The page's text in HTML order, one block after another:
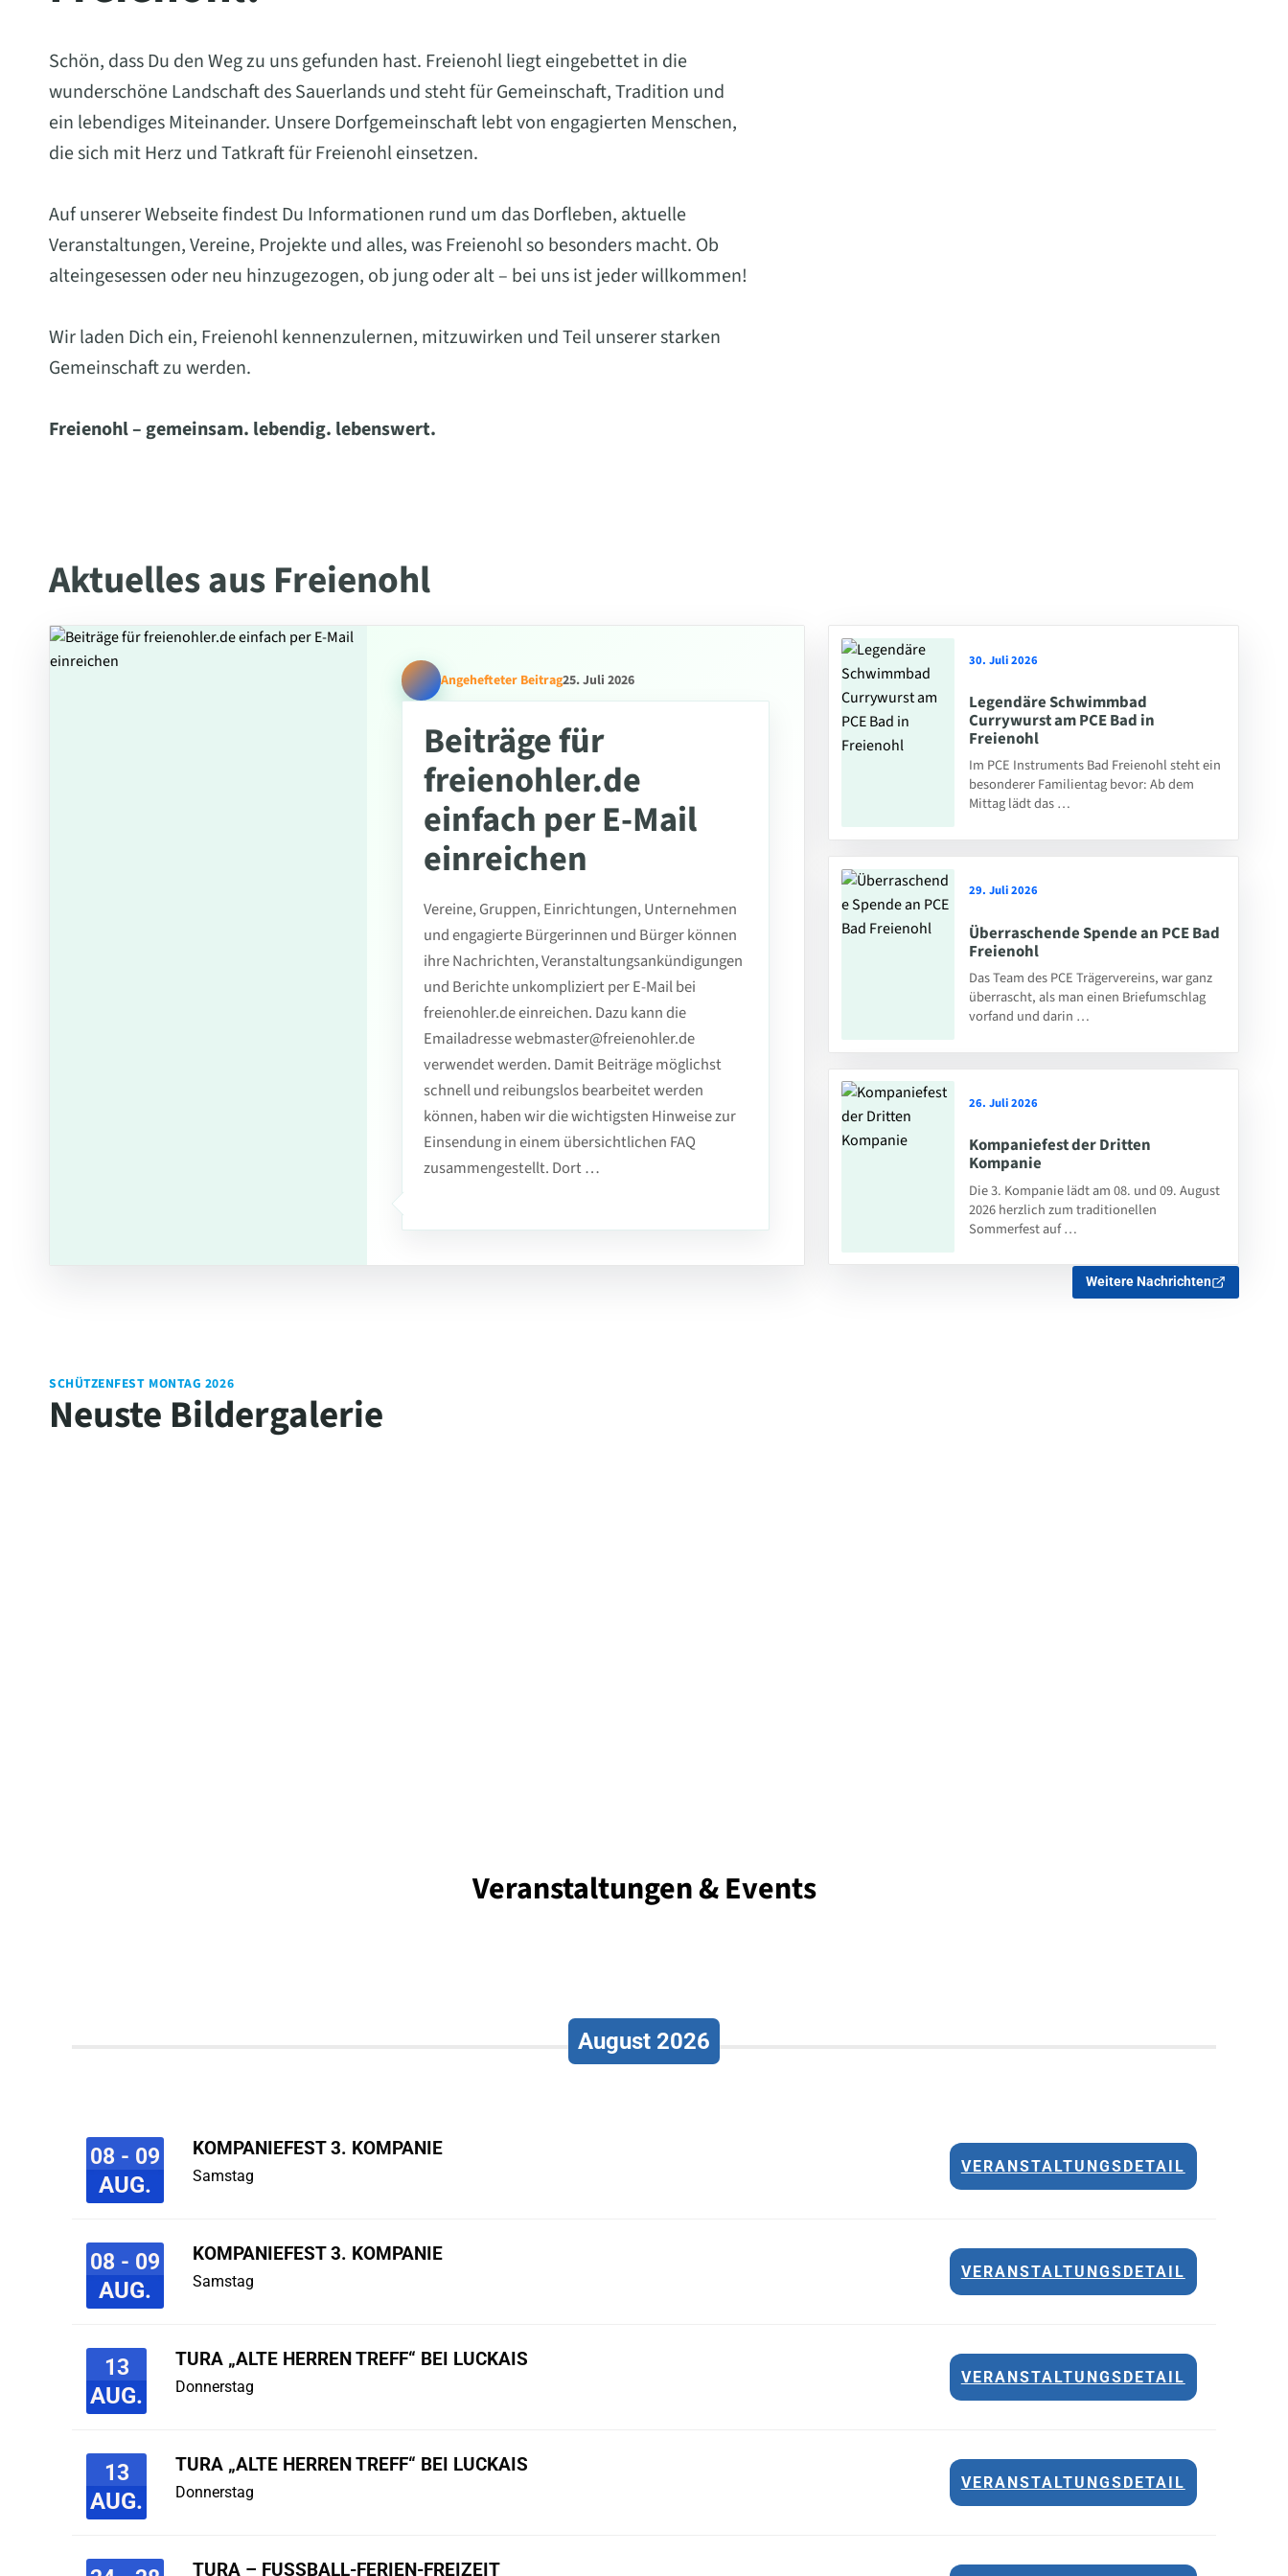
Schön, dass Du den Weg zu uns gefunden hast. Freienohl liegt eingebettet in die
wunderschöne Landschaft des Sauerlands und steht für Gemeinschaft, Tradition und
ein lebendiges Miteinander. Unsere Dorfgemeinschaft lebt von engagierten Menschen,
die sich mit Herz und Tatkraft für Freienohl einsetzen.
Auf unserer Webseite findest Du Informationen rund um das Dorfleben, aktuelle
Veranstaltungen, Vereine, Projekte und alles, was Freienohl so besonders macht. Ob
alteingesessen oder neu hinzugezogen, ob jung oder alt – bei uns ist jeder willkommen!
Wir laden Dich ein, Freienohl kennenzulernen, mitzuwirken und Teil unserer starken
Gemeinschaft zu werden.
Freienohl – gemeinsam. lebendig. lebenswert.
Aktuelles aus Freienohl
Angehefteter Beitrag25. Juli 2026
Beiträge für
freienohler.de
einfach per E-Mail
einreichen
Vereine, Gruppen, Einrichtungen, Unternehmen
und engagierte Bürgerinnen und Bürger können
ihre Nachrichten, Veranstaltungsankündigungen
und Berichte unkompliziert per E-Mail bei
freienohler.de einreichen. Dazu kann die
Emailadresse webmaster@freienohler.de
verwendet werden. Damit Beiträge möglichst
schnell und reibungslos bearbeitet werden
können, haben wir die wichtigsten Hinweise zur
Einsendung in einem übersichtlichen FAQ
zusammengestellt. Dort …
30. Juli 2026
Legendäre Schwimmbad
Currywurst am PCE Bad in
Freienohl
Im PCE Instruments Bad Freienohl steht ein
besonderer Familientag bevor: Ab dem
Mittag lädt das …
29. Juli 2026
Überraschende Spende an PCE Bad
Freienohl
Das Team des PCE Trägervereins, war ganz
überrascht, als man einen Briefumschlag
vorfand und darin …
26. Juli 2026
Kompaniefest der Dritten
Kompanie
Die 3. Kompanie lädt am 08. und 09. August
2026 herzlich zum traditionellen
Sommerfest auf …
Weitere Nachrichten
SCHÜTZENFEST MONTAG 2026
Neuste Bildergalerie
Veranstaltungen & Events
August 2026
08 - 09
AUG.
KOMPANIEFEST 3. KOMPANIE
Samstag
VERANSTALTUNGSDETAIL
08 - 09
AUG.
KOMPANIEFEST 3. KOMPANIE
Samstag
VERANSTALTUNGSDETAIL
13
AUG.
TURA „ALTE HERREN TREFF“ BEI LUCKAIS
Donnerstag
VERANSTALTUNGSDETAIL
13
AUG.
TURA „ALTE HERREN TREFF“ BEI LUCKAIS
Donnerstag
VERANSTALTUNGSDETAIL
TURA – FUSSBALL-FERIEN-FREIZEIT